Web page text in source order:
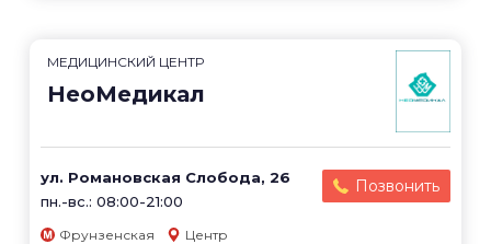
МЕДИЦИНСКИЙ ЦЕНТР
НеоМедикал
ул. Романовская Слобода, 26
пн.-вс.: 08:00-21:00
Позвонить
Фрунзенская Центр